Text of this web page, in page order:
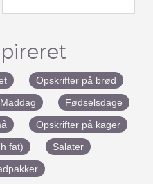
Opskrifter på brød
Fødselsdage
Opskrifter på kager
fat)
Salater